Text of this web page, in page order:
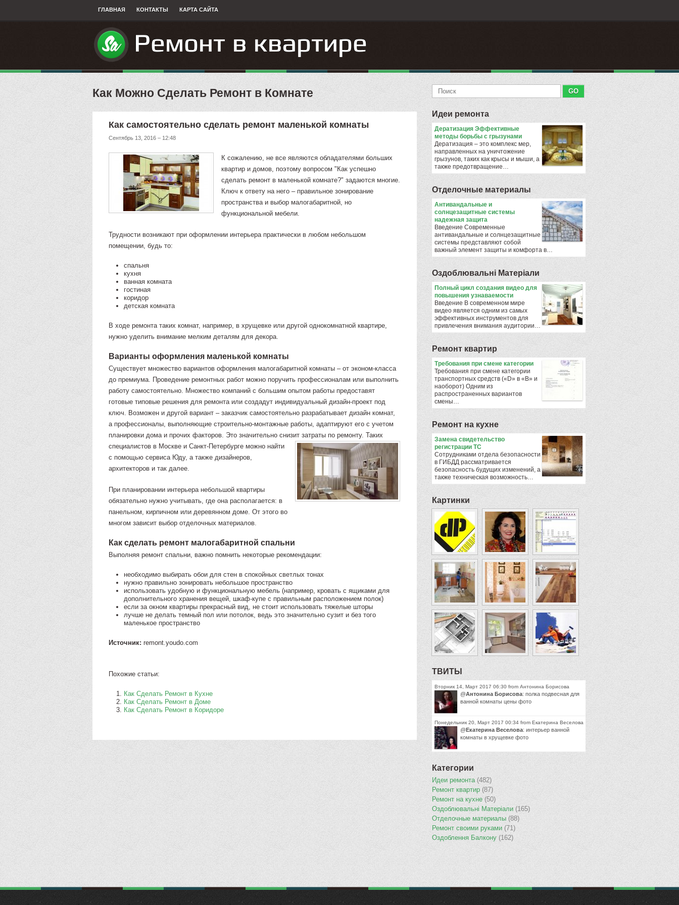
ГЛАВНАЯ КОНТАКТЫ КАРТА САЙТА
Как Можно Сделать Ремонт в Комнате
Как самостоятельно сделать ремонт маленькой комнаты
Сентябрь 13, 2016 – 12:48
К сожалению, не все являются обладателями больших
квартир и домов, поэтому вопросом "Как успешно
сделать ремонт в маленькой комнате?" задаются многие.
Ключ к ответу на него – правильное зонирование
пространства и выбор малогабаритной, но
функциональной мебели.
Трудности возникают при оформлении интерьера практически в любом небольшом
помещении, будь то:
спальня
кухня
ванная комната
гостиная
коридор
детская комната
В ходе ремонта таких комнат, например, в хрущевке или другой однокомнатной квартире,
нужно уделить внимание мелким деталям для декора.
Варианты оформления маленькой комнаты
Существует множество вариантов оформления малогабаритной комнаты – от эконом-класса
до премиума. Проведение ремонтных работ можно поручить профессионалам или выполнить
работу самостоятельно. Множество компаний с большим опытом работы предоставят
готовые типовые решения для ремонта или создадут индивидуальный дизайн-проект под
ключ. Возможен и другой вариант – заказчик самостоятельно разрабатывает дизайн комнат,
а профессионалы, выполняющие строительно-монтажные работы, адаптируют его с учетом
планировки дома и прочих факторов. Это значительно снизит затраты по ремонту. Таких
специалистов в Москве и Санкт-Петербурге можно найти
с помощью сервиса Юду, а также дизайнеров,
архитекторов и так далее.
При планировании интерьера небольшой квартиры
обязательно нужно учитывать, где она располагается: в
панельном, кирпичном или деревянном доме. От этого во
многом зависит выбор отделочных материалов.
Как сделать ремонт малогабаритной спальни
Выполняя ремонт спальни, важно помнить некоторые рекомендации:
необходимо выбирать обои для стен в спокойных светлых тонах
нужно правильно зонировать небольшое пространство
использовать удобную и функциональную мебель (например, кровать с ящиками для
дополнительного хранения вещей, шкаф-купе с правильным расположением полок)
если за окном квартиры прекрасный вид, не стоит использовать тяжелые шторы
лучше не делать темный пол или потолок, ведь это значительно сузит и без того
маленькое пространство
Источник: remont.youdo.com
Похожие статьи:
Как Сделать Ремонт в Кухне
Как Сделать Ремонт в Доме
Как Сделать Ремонт в Коридоре
Идеи ремонта
Дератизация Эффективные
методы борьбы с грызунами
Дератизация – это комплекс мер,
направленных на уничтожение
грызунов, таких как крысы и мыши, а
также предотвращение…
Отделочные материалы
Антивандальные и
солнцезащитные системы
надежная защита
Введение Современные
антивандальные и солнцезащитные
системы представляют собой
важный элемент защиты и комфорта в…
Оздоблювальнi Матерiали
Полный цикл создания видео для
повышения узнаваемости
Введение В современном мире
видео является одним из самых
эффективных инструментов для
привлечения внимания аудитории…
Ремонт квартир
​Требования при смене категории
Требования при смене категории
транспортных средств («D» в «B» и
наоборот) Одним из
распространенных вариантов
смены…
Ремонт на кухне
Замена свидетельство
регистрации ТС
Сотрудниками отдела безопасности
в ГИБДД рассматривается
безопасность будущих изменений, а
также техническая возможность…
Картинки
ТВИТЫ
Вторник 14, Март 2017 06:30 from Антонина Борисова
@Антонина Борисова: полка подвесная для
ванной комнаты цены фото
Понедельник 20, Март 2017 00:34 from Екатерина Веселова
@Екатерина Веселова: интерьер ванной
комнаты в хрущевке фото
Категории
Идеи ремонта(482)
Ремонт квартир (87)
Ремонт на кухне (50)
Оздоблювальнi Матерiали (165)
Отделочные материалы (88)
Ремонт своими руками (71)
Оздоблення Балкону (162)